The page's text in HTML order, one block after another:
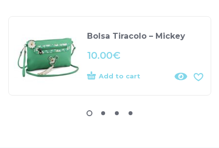
Bolsa Tiracolo – Mickey
10.00€
Add to cart